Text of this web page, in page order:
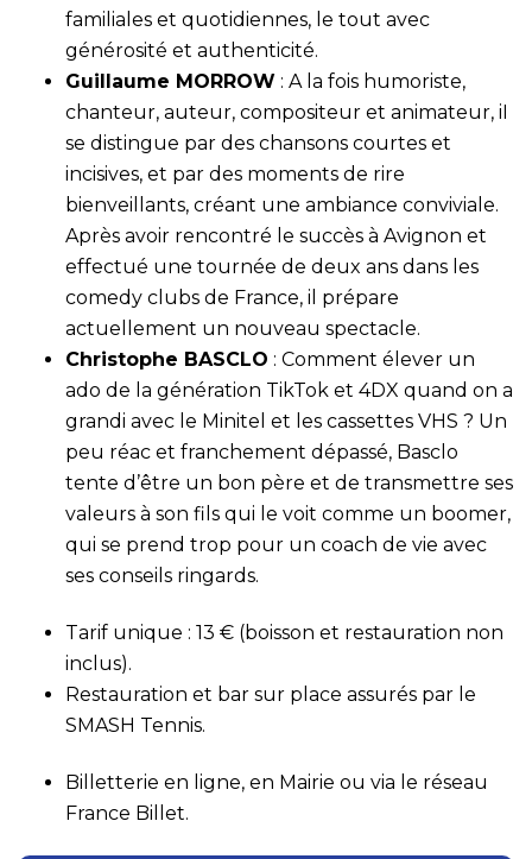
familiales et quotidiennes, le tout avec
générosité et authenticité.
Guillaume MORROW : A la fois humoriste,
chanteur, auteur, compositeur et animateur, iI
se distingue par des chansons courtes et
incisives, et par des moments de rire
bienveillants, créant une ambiance conviviale.
Après avoir rencontré le succès à Avignon et
effectué une tournée de deux ans dans les
comedy clubs de France, il prépare
actuellement un nouveau spectacle.
Christophe BASCLO : Comment élever un
ado de la génération TikTok et 4DX quand on a
grandi avec le Minitel et les cassettes VHS ? Un
peu réac et franchement dépassé, Basclo
tente d’être un bon père et de transmettre ses
valeurs à son fils qui le voit comme un boomer,
qui se prend trop pour un coach de vie avec
ses conseils ringards.
Tarif unique : 13 € (boisson et restauration non
inclus).
Restauration et bar sur place assurés par le
SMASH Tennis.
Billetterie en ligne, en Mairie ou via le réseau
France Billet.